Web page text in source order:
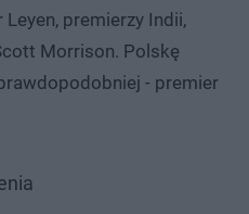
premierzy Indii,
Morrison. Polskę
- premier